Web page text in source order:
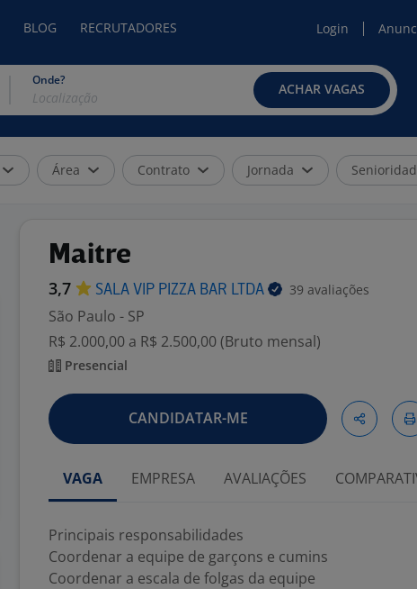
BLOG RECRUTADORES Login
Onde?
ACHAR VAGAS
Área Contrato Jornada
Maitre
3,7 SALA VIP PIZZA BAR LTDA 39 avaliações
São Paulo - SP
R$ 2.000,00 a R$ 2.500,00 (Bruto mensal)
Presencial
CANDIDATAR-ME
VAGA EMPRESA AVALIAÇÕES
Principais responsabilidades
Coordenar a equipe de garçons e cumins
Coordenar a escala de folgas da equipe